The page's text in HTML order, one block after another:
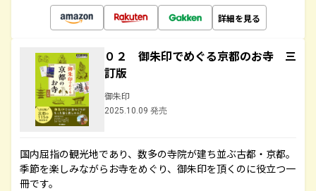
詳細を見る
０２ 御朱印でめぐる京都のお寺 三
訂版
御朱印
2025.10.09 発売
国内屈指の観光地であり、数多の寺院が建ち並ぶ古都・京都。
季節を楽しみながらお寺をめぐり、御朱印を頂くのに役立つ一
冊です。